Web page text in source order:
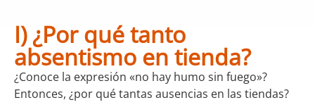
I) ¿Por qué tanto
absentismo en tienda?
¿Conoce la expresión «no hay humo sin fuego»?
Entonces, ¿por qué tantas ausencias en las tiendas?